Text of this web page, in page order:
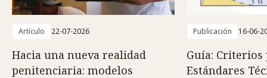
Artículo 22-07-2026
Hacia una nueva realidad
penitenciaria: modelos
Publicación 16-06-
Guía: Criterios
Estándares